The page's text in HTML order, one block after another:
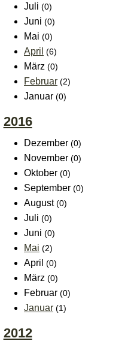
Juli (0)
Juni (0)
Mai (0)
April (6)
März (0)
Februar (2)
Januar (0)
2016
Dezember (0)
November (0)
Oktober (0)
September (0)
August (0)
Juli (0)
Juni (0)
Mai (2)
April (0)
März (0)
Februar (0)
Januar (1)
2012